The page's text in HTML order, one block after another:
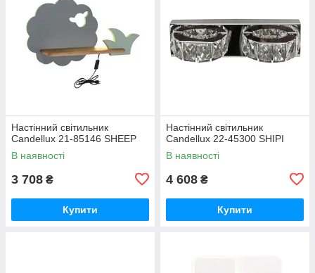
Настінний світильник
Candellux 21-85146 SHEEP
В наявності
3 708 ₴
Купити
Настінний світильник
Candellux 22-45300 SHIPI
В наявності
4 608 ₴
Купити